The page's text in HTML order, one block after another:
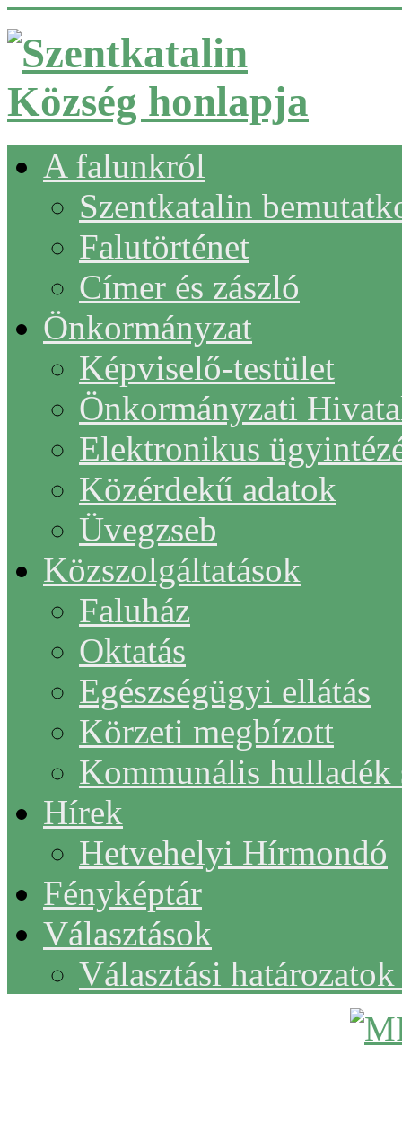
A falunkról
Szentkatalin
Falutörténet
Címer és zászló
Önkormányzat
Képviselő-testület
Önkormányzati
Elektronikus
Közérdekű adatok
Üvegzseb
Közszolgáltatások
Faluház
Oktatás
Egészségügyi ellátás
Körzeti megbízott
Kommunális hulladék
Hírek
Hetvehelyi Hírmondó
Fényképtár
Választások
Választási